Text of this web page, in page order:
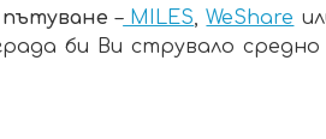
пътуване –MILES,WeShare
би Ви струвало средно